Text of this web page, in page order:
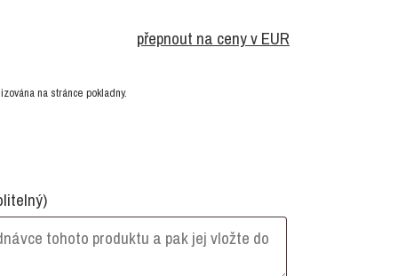
přepnout na ceny v EUR
na stránce pokladny.